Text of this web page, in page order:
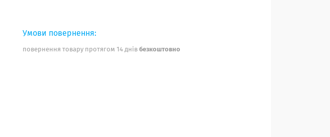
повернення товару протягом 14 днів безкоштовно